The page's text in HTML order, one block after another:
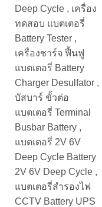
Deep Cycle , เครื่อง
ทดสอบ แบตเตอรี่
Battery Tester ,
เครื่องชาร์จ ฟื้นฟู
แบตเตอรี่ Battery
Charger Desulfator ,
บัสบาร์ ขั้วต่อ
แบตเตอรี่ Terminal
Busbar Battery ,
แบตเตอรี่ 2V 6V
Deep Cycle Battery
2V 6V Deep Cycle ,
แบตเตอรี่สำรองไฟ
CCTV Battery UPS